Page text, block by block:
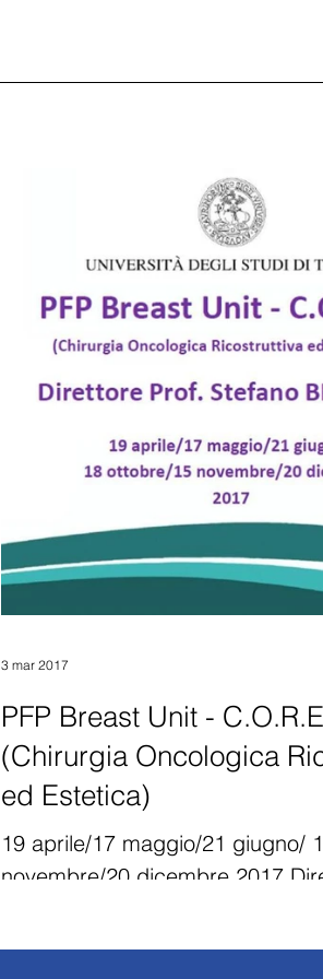
PFP Breast Unit -
(Chirurgia Oncologica
ed Estetica)
19 aprile/17 maggio/21 giugno/
novembre/20 dicembre 2017
3 mar 2017